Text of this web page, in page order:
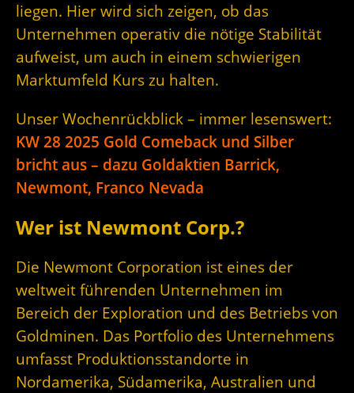
liegen. Hier wird sich zeigen, ob das
Unternehmen operativ die nötige Stabilität
aufweist, um auch in einem schwierigen
Marktumfeld Kurs zu halten.
Unser Wochenrückblick – immer lesenswert:
KW 28 2025 Gold Comeback und Silber
bricht aus – dazu Goldaktien Barrick,
Newmont, Franco Nevada
Wer ist Newmont Corp.?
Die Newmont Corporation ist eines der
weltweit führenden Unternehmen im
Bereich der Exploration und des Betriebs von
Goldminen. Das Portfolio des Unternehmens
umfasst Produktionsstandorte in
Nordamerika, Südamerika, Australien und